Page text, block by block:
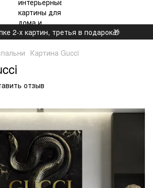
2-х картин, третья в подарок🎁
Картина Gucci
отзыв